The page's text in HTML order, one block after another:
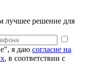
лучшее решение для
я даю согласие на
, в соответствии с